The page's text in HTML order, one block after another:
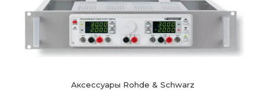
Аксессуары Rohde & Schwarz